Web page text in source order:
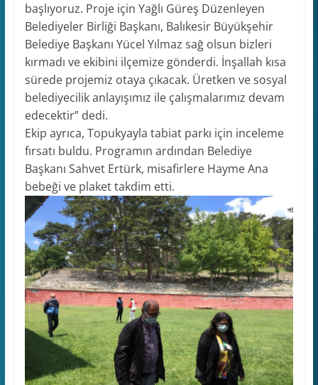
başlıyoruz. Proje için Yağlı Güreş Düzenleyen
Belediyeler Birliği Başkanı, Balıkesir Büyükşehir
Belediye Başkanı Yücel Yılmaz sağ olsun bizleri
kırmadı ve ekibini ilçemize gönderdi. İnşallah kısa
sürede projemiz otaya çıkacak. Üretken ve sosyal
belediyecilik anlayışımız ile çalışmalarımız devam
edecektir” dedi.
Ekip ayrıca, Topukyayla tabiat parkı için inceleme
fırsatı buldu. Programın ardından Belediye
Başkanı Sahvet Ertürk, misafirlere Hayme Ana
bebeği ve plaket takdim etti.